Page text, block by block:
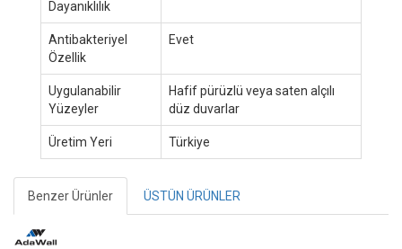
Dayanıklılık
Antibakteriyel
Özellik
Evet
Uygulanabilir
Yüzeyler
Hafif pürüzlü veya saten alçılı
düz duvarlar
Üretim Yeri Türkiye
Benzer Ürünler ÜSTÜN ÜRÜNLER